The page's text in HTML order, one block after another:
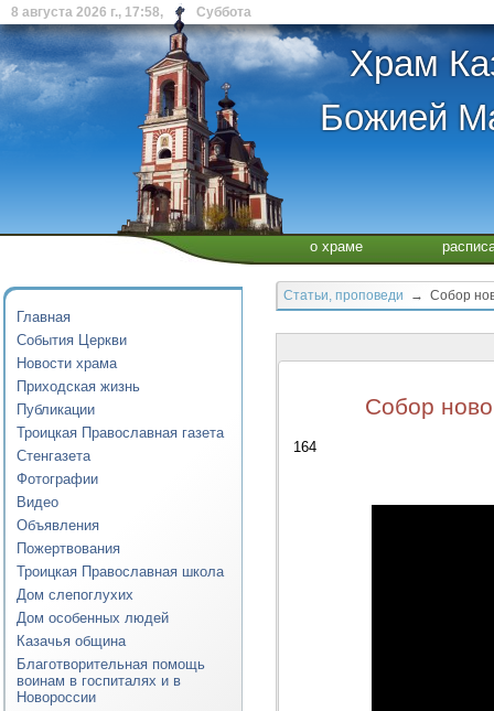
8 августа 2026 г., 17:58, Суббота
Храм
Божией
о храме
Главная
События Церкви
Новости храма
Приходская жизнь
Публикации
Троицкая Православная газета
Стенгазета
Фотографии
Видео
Объявления
Пожертвования
Троицкая Православная школа
Дом слепоглухих
Дом особенных людей
Казачья община
Благотворительная помощь
воинам в госпиталях и в
Новороссии
Статьи, проповеди → Собор
Собор
164